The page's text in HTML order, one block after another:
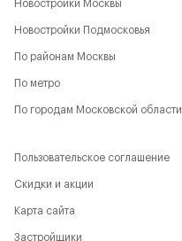
Новостройки Москвы
Новостройки Подмосковья
По районам Москвы
По метро
По городам Московской области
Пользовательское соглашение
Скидки и акции
Карта сайта
Застройщики